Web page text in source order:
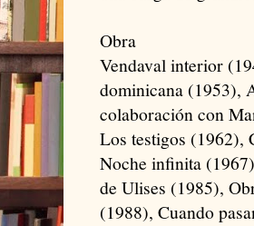
Obra
Vendaval interior
dominicana (1953),
colaboración con
Los testigos (1962),
Noche infinita
de Ulises (1985),
(1988), Cuando